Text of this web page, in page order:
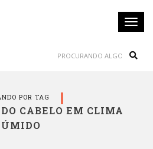
POR TAG
CABELO EM CLIMA
ÚMIDO